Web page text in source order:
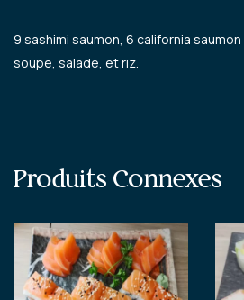
9 sashimi saumon, 6 california
soupe, salade, et riz.
Produits Connexes